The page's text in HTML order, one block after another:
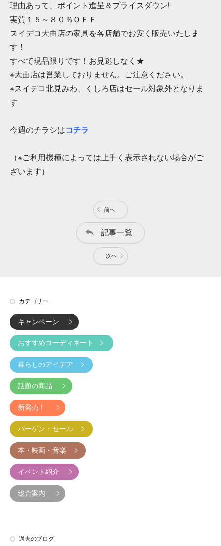
理由あって、ポイント進呈＆プライスダウン!!
実質１５～８０％ＯＦＦ
スイデコ大曲店の家具を各店舗でお安く販売いたしま
す！
すべて現品限りです！お見逃しなく★
※大曲店は営業しておりません。ご注意ください。
※スイデコ北見みわ、くしろ店はセール対象外となりま
す
今週のチラシはコチラ
（※ご利用機種によっては上手く表示されない場合がご
ざいます）
前へ
記事一覧
次へ
カテゴリー
キャンペーン
おすすめコーディネート
暮らしのアイデア
話題の商品
新発売！
バーゲン・セール
本・映画・音楽
イベント紹介
総合案内
過去のブログ